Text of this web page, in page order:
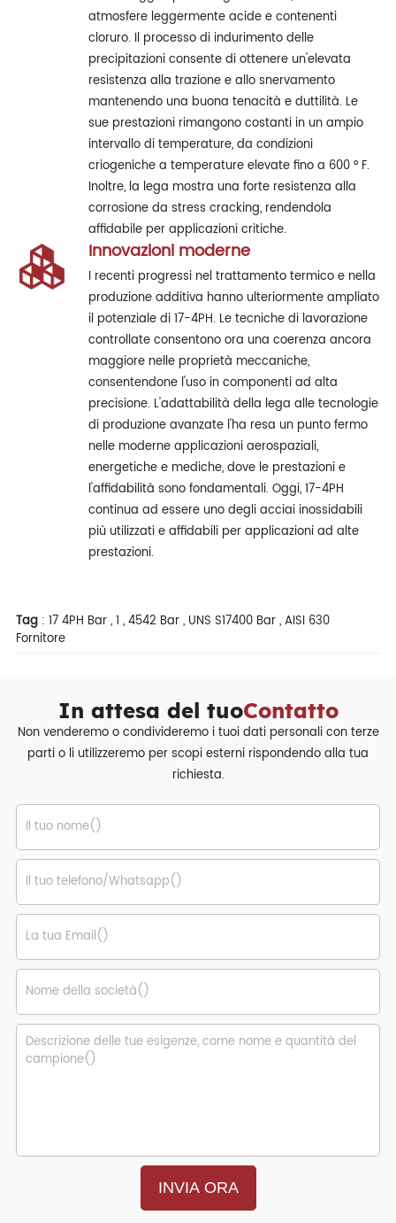
atmosfere leggermente acide e contenenti
cloruro. Il processo di indurimento delle
precipitazioni consente di ottenere un'elevata
resistenza alla trazione e allo snervamento
mantenendo una buona tenacità e duttilità. Le
sue prestazioni rimangono costanti in un ampio
intervallo di temperature, da condizioni
criogeniche a temperature elevate fino a 600 ° F.
Inoltre, la lega mostra una forte resistenza alla
corrosione da stress cracking, rendendola
affidabile per applicazioni critiche.
Innovazioni moderne
I recenti progressi nel trattamento termico e nella
produzione additiva hanno ulteriormente ampliato
il potenziale di 17-4PH. Le tecniche di lavorazione
controllate consentono ora una coerenza ancora
maggiore nelle proprietà meccaniche,
consentendone l'uso in componenti ad alta
precisione. L'adattabilità della lega alle tecnologie
di produzione avanzate l'ha resa un punto fermo
nelle moderne applicazioni aerospaziali,
energetiche e mediche, dove le prestazioni e
l'affidabilità sono fondamentali. Oggi, 17-4PH
continua ad essere uno degli acciai inossidabili
più utilizzati e affidabili per applicazioni ad alte
prestazioni.
Tag: 17 4PH Bar,1 ,4542 Bar, UNS S17400 Bar,AISI 630
Fornitore
In attesa del tuoContatto
Non venderemo o condivideremo i tuoi dati personali con terze
parti o li utilizzeremo per scopi esterni rispondendo alla tua
richiesta.